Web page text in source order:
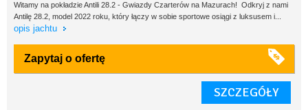
Witamy na pokładzie Antili 28.2 - Gwiazdy Czarterów na Mazurach! Odkryj z nami
Antilę 28.2, model 2022 roku, który łączy w sobie sportowe osiągi z luksusem i...
opis jachtu
Zapytaj o ofertę
SZCZEGÓŁY